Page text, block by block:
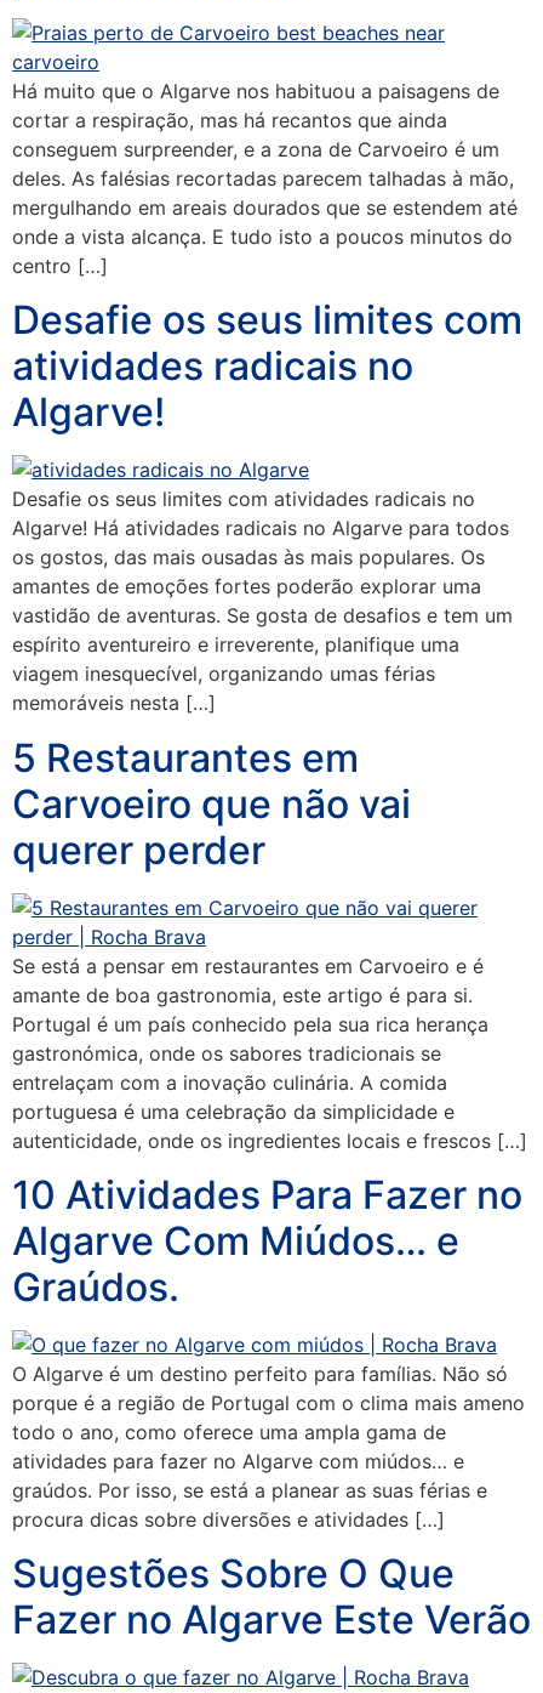
Há muito que o Algarve nos habituou a paisagens de
cortar a respiração, mas há recantos que ainda
conseguem surpreender, e a zona de Carvoeiro é um
deles. As falésias recortadas parecem talhadas à mão,
mergulhando em areais dourados que se estendem até
onde a vista alcança. E tudo isto a poucos minutos do
centro […]
Desafie os seus limites com
atividades radicais no
Algarve!
Desafie os seus limites com atividades radicais no
Algarve! Há atividades radicais no Algarve para todos
os gostos, das mais ousadas às mais populares. Os
amantes de emoções fortes poderão explorar uma
vastidão de aventuras. Se gosta de desafios e tem um
espírito aventureiro e irreverente, planifique uma
viagem inesquecível, organizando umas férias
memoráveis nesta […]
5 Restaurantes em
Carvoeiro que não vai
querer perder
Se está a pensar em restaurantes em Carvoeiro e é
amante de boa gastronomia, este artigo é para si.
Portugal é um país conhecido pela sua rica herança
gastronómica, onde os sabores tradicionais se
entrelaçam com a inovação culinária. A comida
portuguesa é uma celebração da simplicidade e
autenticidade, onde os ingredientes locais e frescos […]
10 Atividades Para Fazer no
Algarve Com Miúdos… e
Graúdos.
O Algarve é um destino perfeito para famílias. Não só
porque é a região de Portugal com o clima mais ameno
todo o ano, como oferece uma ampla gama de
atividades para fazer no Algarve com miúdos… e
graúdos. Por isso, se está a planear as suas férias e
procura dicas sobre diversões e atividades […]
Sugestões Sobre O Que
Fazer no Algarve Este Verão